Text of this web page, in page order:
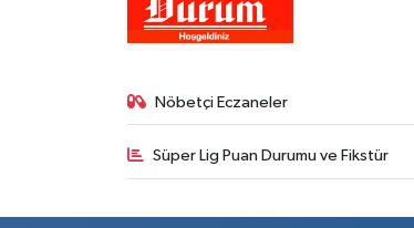
Nöbetçi Eczaneler
Süper Lig Puan Durumu ve Fikstür